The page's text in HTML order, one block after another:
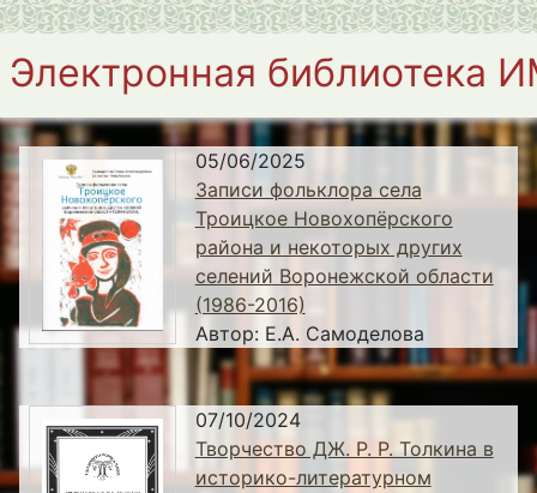
Электронная библиотека
05/06/2025
Записи фольклора села
Троицкое Новохопёрского
района и некоторых других
селений Воронежской области
(1986-2016)
Автор: Е.А. Самоделова
07/10/2024
Творчество ДЖ. Р. Р. Толкина в
историко-литературном